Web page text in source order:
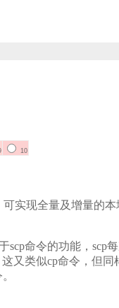
10
实现全量及增量的
scp命令的功能，
又类似cp命令，但